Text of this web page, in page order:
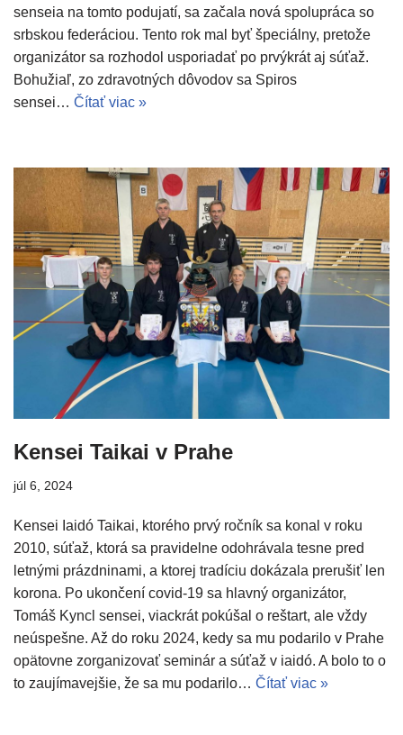
senseia na tomto podujatí, sa začala nová spolupráca so
srbskou federáciou. Tento rok mal byť špeciálny, pretože
organizátor sa rozhodol usporiadať po prvýkrát aj súťaž.
Bohužiaľ, zo zdravotných dôvodov sa Spiros
sensei… Čítať viac »
Kensei Taikai v Prahe
júl 6, 2024
Kensei Iaidó Taikai, ktorého prvý ročník sa konal v roku
2010, súťaž, ktorá sa pravidelne odohrávala tesne pred
letnými prázdninami, a ktorej tradíciu dokázala prerušiť len
korona. Po ukončení covid-19 sa hlavný organizátor,
Tomáš Kyncl sensei, viackrát pokúšal o reštart, ale vždy
neúspešne. Až do roku 2024, kedy sa mu podarilo v Prahe
opätovne zorganizovať seminár a súťaž v iaidó. A bolo to o
to zaujímavejšie, že sa mu podarilo… Čítať viac »